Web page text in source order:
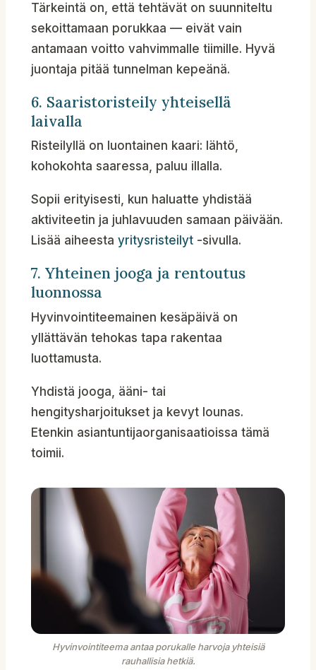
Tärkeintä on, että tehtävät on suunniteltu
sekoittamaan porukkaa — eivät vain
antamaan voitto vahvimmalle tiimille. Hyvä
juontaja pitää tunnelman kepeänä.
6. Saaristoristeily yhteisellä
laivalla
Risteilyllä on luontainen kaari: lähtö,
kohokohta saaressa, paluu illalla.
Sopii erityisesti, kun haluatte yhdistää
aktiviteetin ja juhlavuuden samaan päivään.
Lisää aiheestayritysristeilyt -sivulla.
7. Yhteinen jooga ja rentoutus
luonnossa
Hyvinvointiteemainen kesäpäivä on
yllättävän tehokas tapa rakentaa
luottamusta.
Yhdistä jooga, ääni- tai
hengitysharjoitukset ja kevyt lounas.
Etenkin asiantuntijaorganisaatioissa tämä
toimii.
Hyvinvointiteema antaa porukalle harvoja yhteisiä
rauhallisia hetkiä.